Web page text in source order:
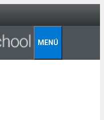
MENÚ